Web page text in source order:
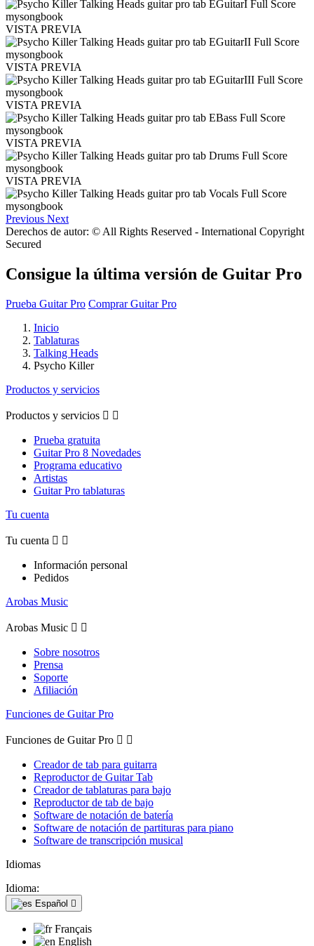
VISTA PREVIA
VISTA PREVIA
VISTA PREVIA
VISTA PREVIA
VISTA PREVIA
Previous Next
Derechos de autor: © All Rights Reserved - International Copyright
Secured
Consigue la última versión de Guitar Pro
Prueba Guitar Pro Comprar Guitar Pro
Inicio
Tablaturas
Talking Heads
Psycho Killer
Productos y servicios
Productos y servicios  
Prueba gratuita
Guitar Pro 8 Novedades
Programa educativo
Artistas
Guitar Pro tablaturas
Tu cuenta
Tu cuenta  
Información personal
Pedidos
Arobas Music
Arobas Music  
Sobre nosotros
Prensa
Soporte
Afiliación
Funciones de Guitar Pro
Funciones de Guitar Pro  
Creador de tab para guitarra
Reproductor de Guitar Tab
Creador de tablaturas para bajo
Reproductor de tab de bajo
Software de notación de batería
Software de notación de partituras para piano
Software de transcripción musical
Idiomas
Idioma:
Español 
Français
English